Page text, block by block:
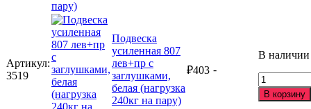
(нагрузка
200кг
на
Артикул:
3519
Подвеска
усиленная 807
лев+пр с
заглушками,
белая (нагрузка
240кг на пару)
₽403 -
В наличии
товара
Подвеска
В корзину